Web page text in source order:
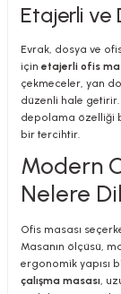
Etajerli ve
Evrak, dosya ve
için etajerli ofis
çekmeceler, yan
düzenli hale getirir.
depolama özelliği
bir tercihtir.
Modern
Nelere
Ofis masası
Masanın ölçüsü,
ergonomik yapısı
çalışma masası ,